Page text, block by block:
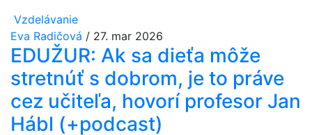
Vzdelávanie
Eva Radičová / 27. mar 2026
EDUŽUR: Ak sa dieťa môže
stretnúť s dobrom, je to práve
cez učiteľa, hovorí profesor Jan
Hábl (+podcast)